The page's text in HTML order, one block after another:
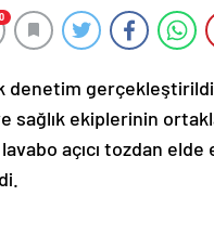
0
denetim
sağlık ekiplerinin
açıcı tozdan elde